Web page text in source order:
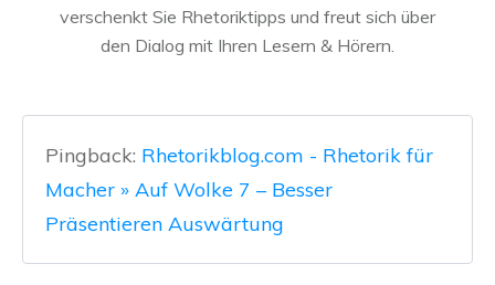
verschenkt Sie Rhetoriktipps und freut sich über
den Dialog mit Ihren Lesern & Hörern.
Pingback: Rhetorikblog.com - Rhetorik für
Macher » Auf Wolke 7 – Besser
Präsentieren Auswärtung